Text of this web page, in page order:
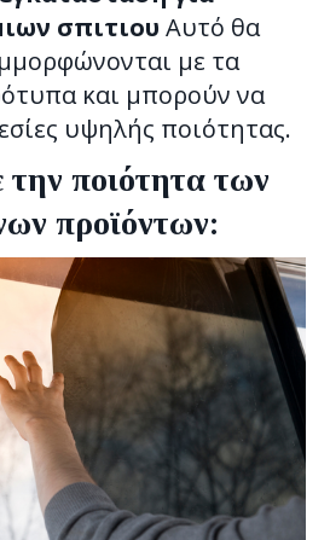
σπιτιου Αυτό θα
με τα
και μπορούν να
υψηλής ποιότητας.
την ποιότητα των
προϊόντων: